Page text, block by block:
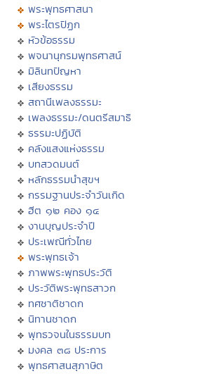
พระพุทธศาสนา
พระไตรปิฏก
หัวข้อธรรม
พจนานุกรมพุทธศาสน์
มิลินทปัญหา
เสียงธรรม
สถานีเพลงธรรมะ
เพลงธรรมะ/ดนตรีสมาธิ
ธรรมะปฏิบัติ
คลังแสงแห่งธรรม
บทสวดมนต์
หลักธรรมนำสุขฯ
กรรมฐานประจำวันเกิด
ฮีต ๑๒ คอง ๑๔
งานบุญประจำปี
ประเพณีทั่วไทย
พระพุทธเจ้า
ภาพพระพุทธประวัติ
ประวัติพระพุทธสาวก
ทศชาติชาดก
นิทานชาดก
พุทธวจนในธรรมบท
มงคล ๓๘ ประการ
พุทธศาสนสุภาษิต